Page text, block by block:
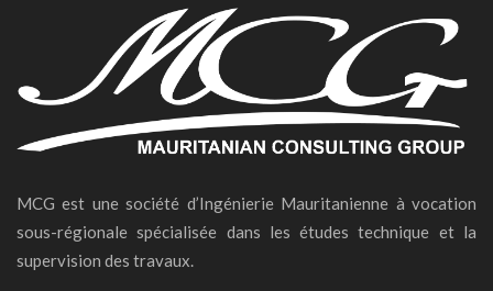
MCG est une société d’Ingénierie Mauritanienne à vocation
sous-régionale spécialisée dans les études technique et la
supervision des travaux.